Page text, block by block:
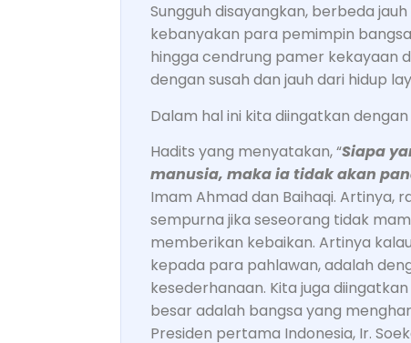
Sungguh disayangkan, berbeda
kebanyakan para pemimpin
hingga cendrung pamer kekayaan
dengan susah dan jauh dari hidup
Dalam hal ini kita diingatkan dengan
Hadits yang menyatakan, “Siapa
manusia, maka ia tidak akan
Imam Ahmad dan Baihaqi. Artinya,
sempurna jika seseorang tidak
memberikan kebaikan. Artinya
kepada para pahlawan, adalah
kesederhanaan. Kita juga
besar adalah bangsa yang
Presiden pertama Indonesia, Ir.